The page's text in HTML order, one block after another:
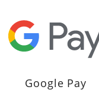
Google Pay